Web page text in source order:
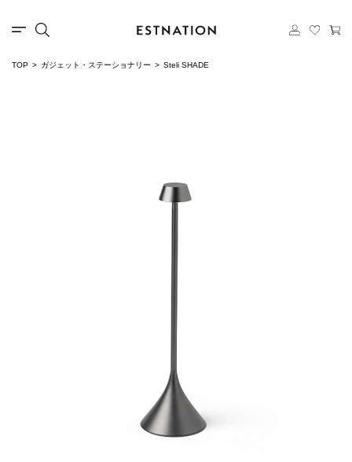
TOP ガジェット・ステーショナリー Steli SHADE